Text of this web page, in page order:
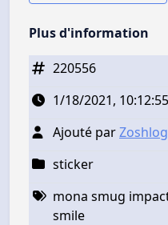
Plus d'information
220556
1/18/2021,
Ajouté parZoshlog
sticker
mona smug
smile